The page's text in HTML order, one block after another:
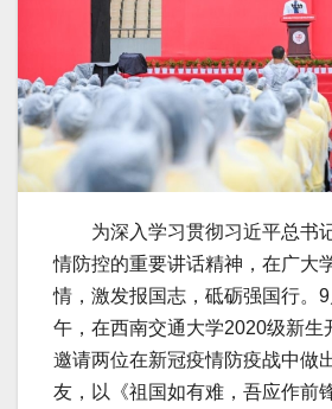
为深入学习贯彻习近平总书
情防控的重要讲话精神，在广大
情，激发报国志，砥砺强国行。
午，在西南交通大学2020级新生
邀请两位在新冠疫情防疫战中做
友，以《祖国如有难，吾应作